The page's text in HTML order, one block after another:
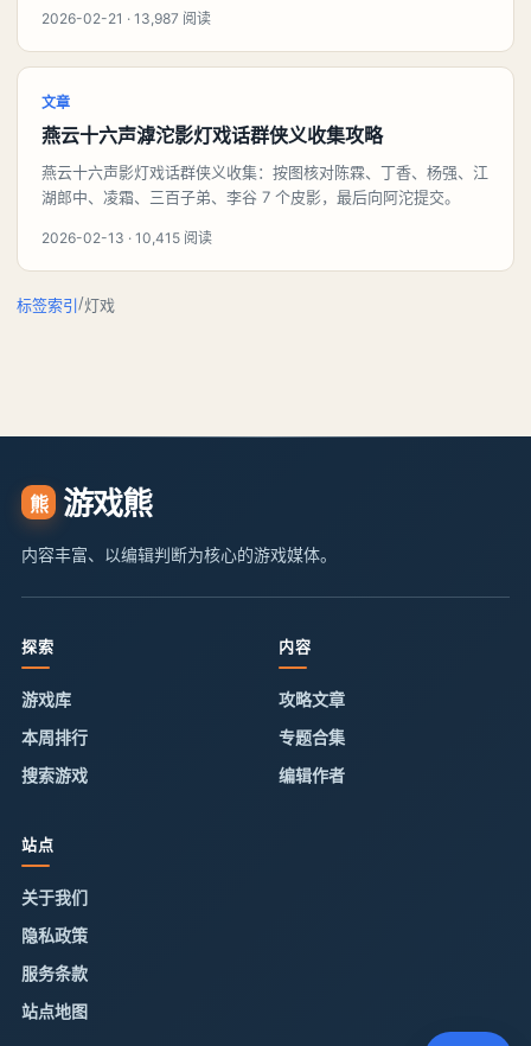
2026-02-21 · 13,987 阅读
文章
燕云十六声滹沱影灯戏话群侠义收集攻略
燕云十六声影灯戏话群侠义收集：按图核对陈霖、丁香、杨强、江
湖郎中、凌霜、三百子弟、李谷 7 个皮影，最后向阿沱提交。
2026-02-13 · 10,415 阅读
标签索引/灯戏
熊 游戏熊
内容丰富、以编辑判断为核心的游戏媒体。
探索
游戏库
本周排行
搜索游戏
内容
攻略文章
专题合集
编辑作者
站点
关于我们
隐私政策
服务条款
站点地图